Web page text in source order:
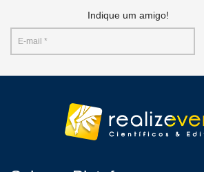
Indique um amigo!